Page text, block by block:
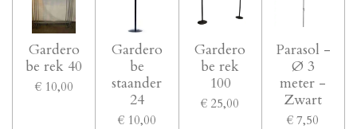
Gardero
be rek 40
€ 10,00
Gardero
be
staander
24
€ 10,00
Gardero
be rek
100
€ 25,00
Parasol -
Ø 3
meter -
Zwart
€ 7,50